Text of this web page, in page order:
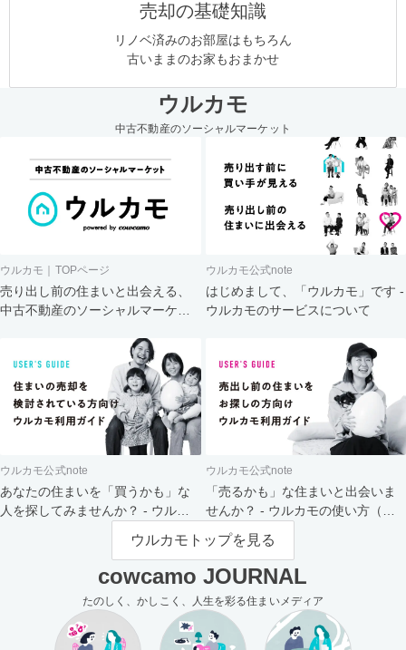
売却の基礎知識
リノベ済みのお部屋はもちろん
古いままのお家もおまかせ
ウルカモ
中古不動産のソーシャルマーケット
ウルカモ｜TOPページ
売り出し前の住まいと出会える、
中古不動産のソーシャルマーケッ
ウルカモ公式note
はじめまして、「ウルカモ」です -
ウルカモのサービスについて
ウルカモ公式note
あなたの住まいを「買うかも」な
人を探してみませんか？ - ウルカ
ウルカモ公式note
「売るかも」な住まいと出会いま
せんか？ - ウルカモの使い方（買
主さま向け）
ウルカモトップを見る
cowcamo JOURNAL
たのしく、かしこく、人生を彩る住まいメディア